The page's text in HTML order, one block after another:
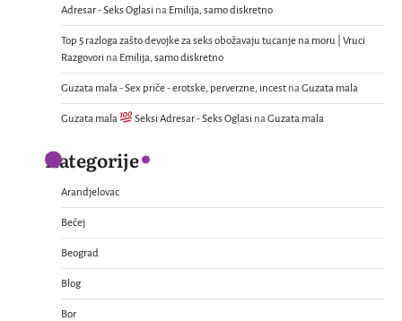
Adresar - Seks Oglasi na Emilija, samo diskretno
Top 5 razloga zašto devojke za seks obožavaju tucanje na moru | Vruci
Razgovori na Emilija, samo diskretno
Guzata mala - Sex priče - erotske, perverzne, incest naGuzata mala
Guzata mala Seksi Adresar - Seks Oglasi naGuzata mala
Kategorije
Arandjelovac
Bečej
Beograd
Blog
Bor